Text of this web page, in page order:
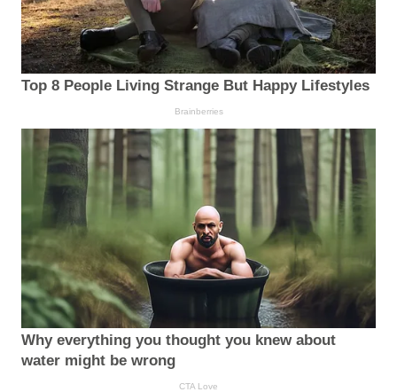
Top 8 People Living Strange But Happy Lifestyles
Brainberries
Why everything you thought you knew about
water might be wrong
CTA Love